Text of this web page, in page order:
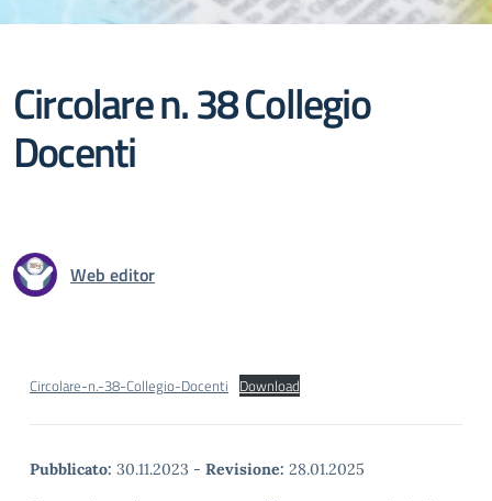
Circolare n. 38 Collegio
Docenti
Web editor
Circolare-n.-38-Collegio-Docenti Download
Pubblicato: 30.11.2023 - Revisione: 28.01.2025